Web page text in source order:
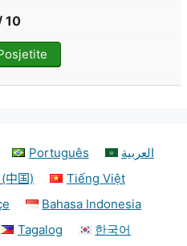
10
Português
العربية
中国)
Tiếng Việt
Bahasa Indonesia
Tagalog
한국어